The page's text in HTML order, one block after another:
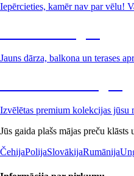
Iepērcieties, kamēr nav par vēlu!
Jauns dārza, balkona un terases
Izvēlētas premium kolekcijas jūsu
Jūs gaida plašs mājas preču klāsts
ČehijaPolijaSlovākijaRumānija